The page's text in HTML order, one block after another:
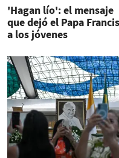
'Hagan lío': el mensaje
que dejó el Papa
a los jóvenes